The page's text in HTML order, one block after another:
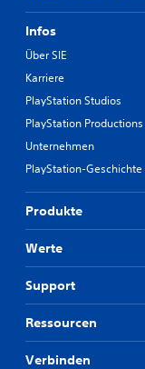
Infos
Über SIE
Karriere
PlayStation Studios
PlayStation Productions
Unternehmen
PlayStation-Geschichte
Produkte
Werte
Support
Ressourcen
Verbinden